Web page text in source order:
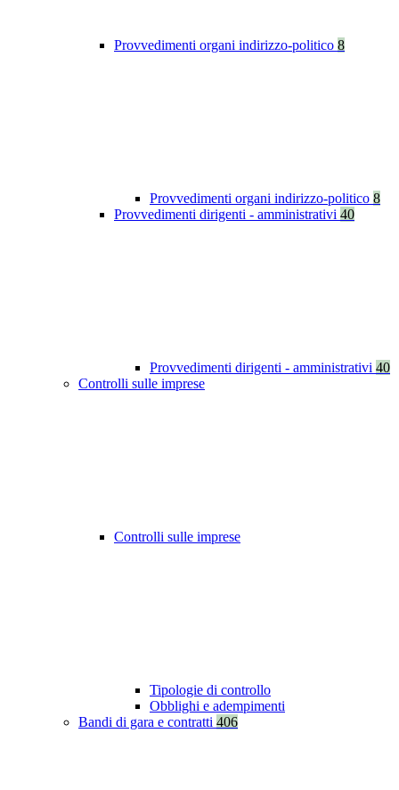
Provvedimenti organi indirizzo-politico 8
Provvedimenti organi indirizzo-politico 8
Provvedimenti dirigenti - amministrativi 40
Provvedimenti dirigenti - amministrativi 40
Controlli sulle imprese
Controlli sulle imprese
Tipologie di controllo
Obblighi e adempimenti
Bandi di gara e contratti 406